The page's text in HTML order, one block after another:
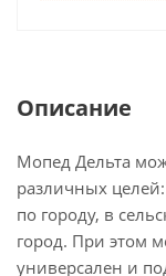
Описание
Мопед Дельта
различных
по городу, в
город. При этом
универсален и